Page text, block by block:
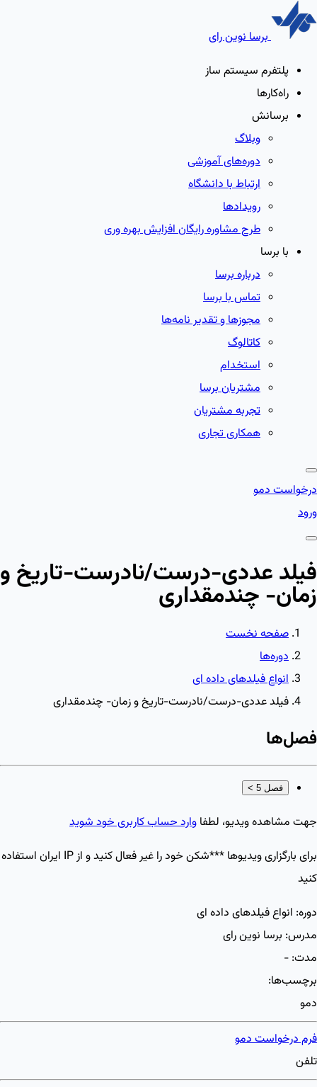
برسا نوین رای
پلتفرم سیستم ساز
راه‌کارها
برسانش
وبلاگ
دوره‌های آموزشی
ارتباط با دانشگاه
رویدادها
طرح مشاوره رایگان افزایش بهره وری
با برسا
درباره برسا
تماس با برسا
مجوزها و تقدیر نامه‌ها
کاتالوگ
استخدام
مشتریان برسا
تجربه مشتریان
همکاری تجاری
درخواست دمو
ورود
فیلد عددی-درست/نادرست-تاریخ و
زمان- چندمقداری
صفحه نخست
دوره‌ها
انواع فیلدهای داده ای
فیلد عددی-درست/نادرست-تاریخ و زمان- چندمقداری
فصل‌ها
فصل 5 >
جهت مشاهده ویدیو، لطفا وارد حساب کاربری خود شوید
برای بارگزاری ویدیو‌ها ***شکن خود را غیر فعال کنید و از IP ایران استفاده
کنید
دوره: انواع فیلدهای داده ای
مدرس: برسا نوین رای
مدت: -
برچسب‌ها:
دمو
فرم درخواست دمو
تلفن